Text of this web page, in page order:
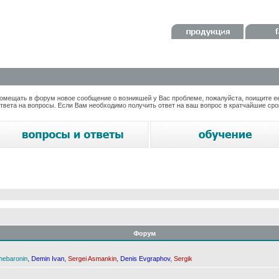
в форум новое сообщение о возникшей у Вас проблеме, пожалуйста, поищите
на вопросы. Если Вам необходимо получить ответ на ваш вопрос в кратчайшие
Форум
Demin Ivan Sergei Asmankin Denis Evgraphov, Sergik